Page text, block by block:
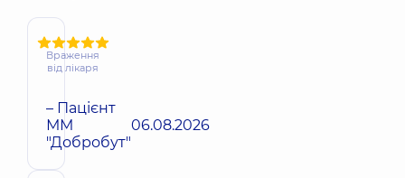
Враження
від лікаря
– Пацієнт
ММ
"Добробут"
06.08.2026